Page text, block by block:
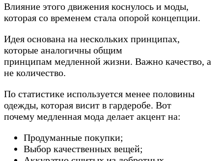
Влияние этого движения коснулось и моды,
которая со временем стала опорой концепции.
Идея основана на нескольких принципах,
которые аналогичны общим
принципам медленной жизни. Важно качество, а
не количество.
По статистике используется менее половины
одежды, которая висит в гардеробе. Вот
почему медленная мода делает акцент на:
Продуманные покупки;
Выбор качественных вещей;